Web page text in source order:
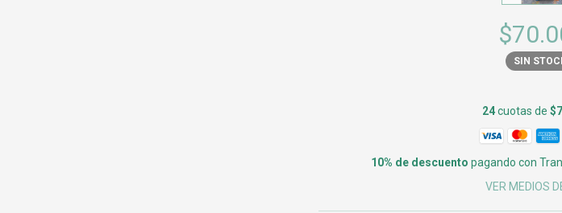
SIN
24cuotas de
10% de descuento pagando con
VER MEDIOS